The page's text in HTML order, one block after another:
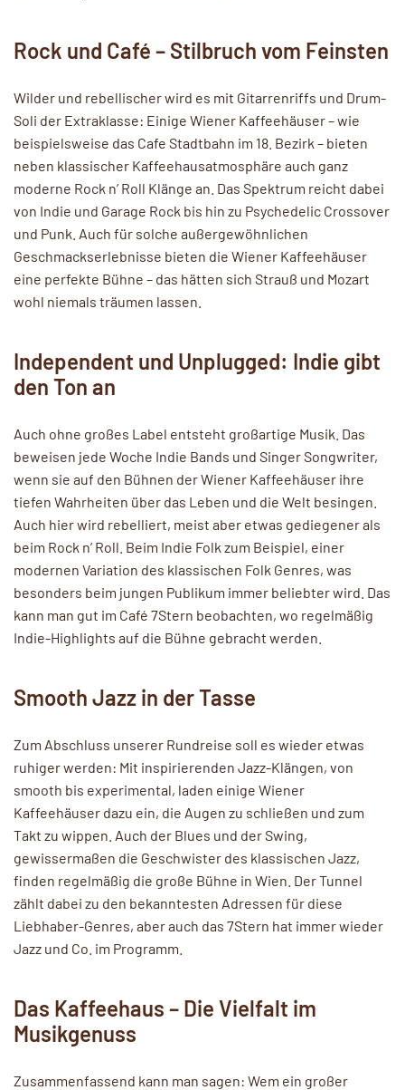
Rock und Café – Stilbruch vom Feinsten
Wilder und rebellischer wird es mit Gitarrenriffs und Drum-
Soli der Extraklasse: Einige Wiener Kaffeehäuser – wie
beispielsweise das Cafe Stadtbahn im 18. Bezirk – bieten
neben klassischer Kaffeehausatmosphäre auch ganz
moderne Rock n’ Roll Klänge an. Das Spektrum reicht dabei
von Indie und Garage Rock bis hin zu Psychedelic Crossover
und Punk. Auch für solche außergewöhnlichen
Geschmackserlebnisse bieten die Wiener Kaffeehäuser
eine perfekte Bühne – das hätten sich Strauß und Mozart
wohl niemals träumen lassen.
Independent und Unplugged: Indie gibt
den Ton an
Auch ohne großes Label entsteht großartige Musik. Das
beweisen jede Woche Indie Bands und Singer Songwriter,
wenn sie auf den Bühnen der Wiener Kaffeehäuser ihre
tiefen Wahrheiten über das Leben und die Welt besingen.
Auch hier wird rebelliert, meist aber etwas gediegener als
beim Rock n’ Roll. Beim Indie Folk zum Beispiel, einer
modernen Variation des klassischen Folk Genres, was
besonders beim jungen Publikum immer beliebter wird. Das
kann man gut im Café 7Stern beobachten, wo regelmäßig
Indie-Highlights auf die Bühne gebracht werden.
Smooth Jazz in der Tasse
Zum Abschluss unserer Rundreise soll es wieder etwas
ruhiger werden: Mit inspirierenden Jazz-Klängen, von
smooth bis experimental, laden einige Wiener
Kaffeehäuser dazu ein, die Augen zu schließen und zum
Takt zu wippen. Auch der Blues und der Swing,
gewissermaßen die Geschwister des klassischen Jazz,
finden regelmäßig die große Bühne in Wien. Der Tunnel
zählt dabei zu den bekanntesten Adressen für diese
Liebhaber-Genres, aber auch das 7Stern hat immer wieder
Jazz und Co. im Programm.
Das Kaffeehaus – Die Vielfalt im
Musikgenuss
Zusammenfassend kann man sagen: Wem ein großer